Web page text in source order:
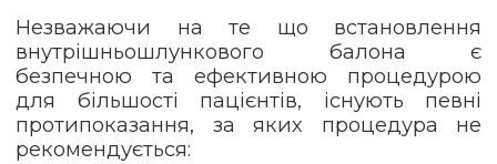
Незважаючи на те що встановлення
внутрішньошлункового балона є
безпечною та ефективною процедурою
для більшості пацієнтів, існують певні
протипоказання, за яких процедура не
рекомендується: